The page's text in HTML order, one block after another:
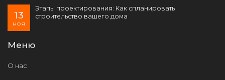
13
ноя
Этапы проектирования: Как спланировать
строительство вашего дома
Меню
О нас